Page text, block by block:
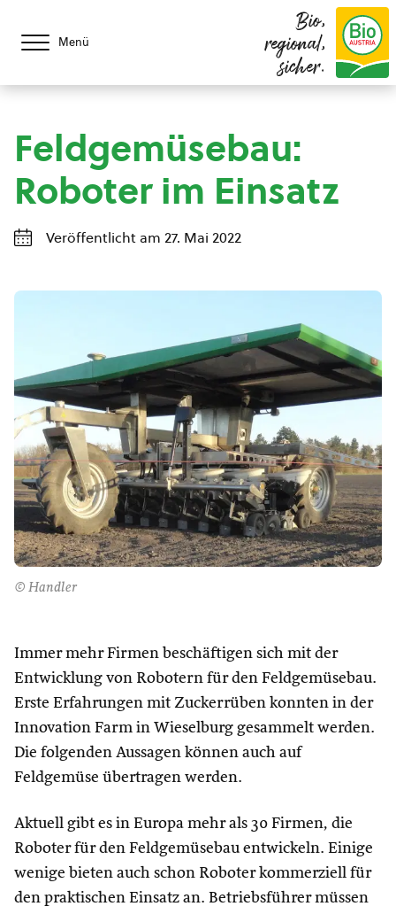
Menü
Bio,
regional,
sicher.
Feldgemüsebau:
Roboter im Einsatz
Veröffentlicht am 27. Mai 2022
© Handler
Immer mehr Firmen beschäftigen sich mit der
Entwicklung von Robotern für den Feldgemüsebau.
Erste Erfahrungen mit Zuckerrüben konnten in der
Innovation Farm in Wieselburg gesammelt werden.
Die folgenden Aussagen können auch auf
Feldgemüse übertragen werden.
Aktuell gibt es in Europa mehr als 30 Firmen, die
Roboter für den Feldgemüsebau entwickeln. Einige
wenige bieten auch schon Roboter kommerziell für
den praktischen Einsatz an. Betriebsführer müssen